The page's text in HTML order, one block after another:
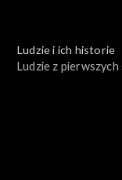
Ludzie i ich historie
Ludzie z